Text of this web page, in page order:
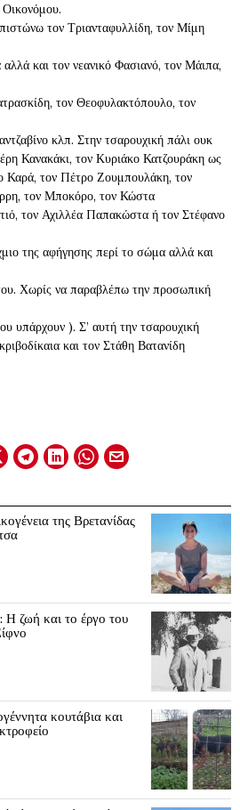
τον Τριανταφυλλίδη, τον Μίμη
και τον νεανικό Φασιανό, τον Μάιπα,
τον Θεοφυλακτόπουλο, τον
κλπ. Στην τσαρουχική πάλι ουκ
Κανακάκι, τον Κυριάκο Κατζουράκη ως
Καρά, τον Πέτρο Ζουμπουλάκη, τον
τον Μποκόρο, τον Κώστα
τον Αχιλλέα Παπακώστα ή τον Στέφανο
της αφήγησης περί το σώμα αλλά και
Χωρίς να παραβλέπω την προσωπική
υπάρχουν ). Σ’ αυτή την τσαρουχική
και τον Στάθη Βατανίδη
της Βρετανίδας
Η ζωή και το έργο του
κουτάβια και